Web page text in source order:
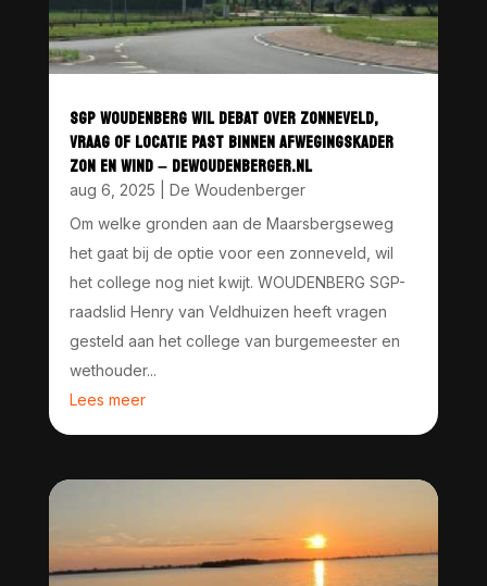
SGP WOUDENBERG WIL DEBAT OVER ZONNEVELD,
VRAAG OF LOCATIE PAST BINNEN AFWEGINGSKADER
ZON EN WIND – DEWOUDENBERGER.NL
aug 6, 2025
De Woudenberger
Om welke gronden aan de Maarsbergseweg
het gaat bij de optie voor een zonneveld, wil
het college nog niet kwijt. WOUDENBERG SGP-
raadslid Henry van Veldhuizen heeft vragen
gesteld aan het college van burgemeester en
wethouder...
Lees meer